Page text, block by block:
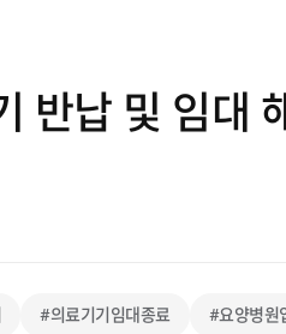
반납 및 임대
#의료기기임대종료 #요양병원